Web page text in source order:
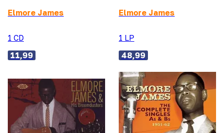
Elmore James
1 CD
11,99
Elmore James
1 LP
48,99